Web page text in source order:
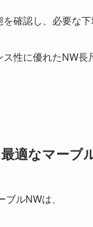
確認し、必要な下
性に優れたNW長
適なマーブ
ルNWは、